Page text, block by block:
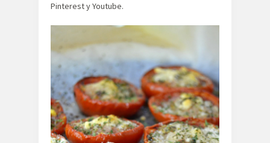
Pinterest y Youtube.